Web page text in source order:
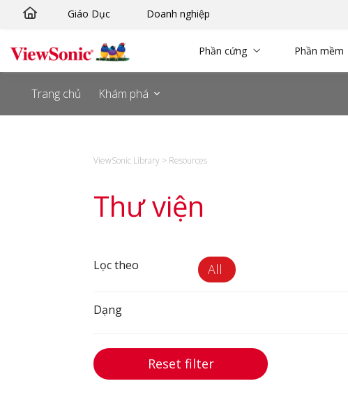
content
Giáo Dục Doanh nghiệp
Phần cứng Phần mềm
Trang chủ Khám phá
ViewSonic Library > Resources
Thư viện
Lọc theo All
Dạng
Reset filter